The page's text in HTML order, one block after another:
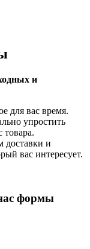
и
для вас время.
упростить
товара.
доставки и
вас интересует.
формы